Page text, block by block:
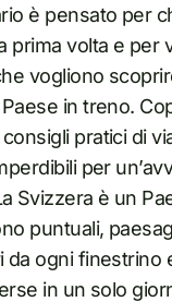
è pensato per
prima volta e per
vogliono
in treno.
pratici di
per
Svizzera è un
puntuali,
da ogni finestrino
in un solo